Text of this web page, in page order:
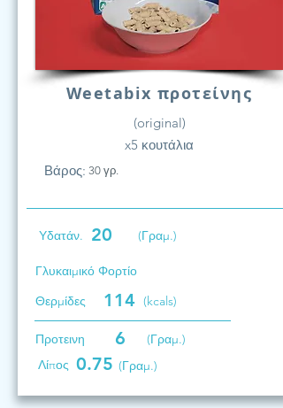
Weetabix προτείνης
(original)
x5 κουτάλια
Βάρος: 30 γρ.
Υδατάν. 20 (Γραμ.)
Γλυκαιμικό Φορτίο
Θερμίδες
114 (kcals)
Προτεινη 6
(Γραμ.)
Λίπος 0.75 (Γραμ.)